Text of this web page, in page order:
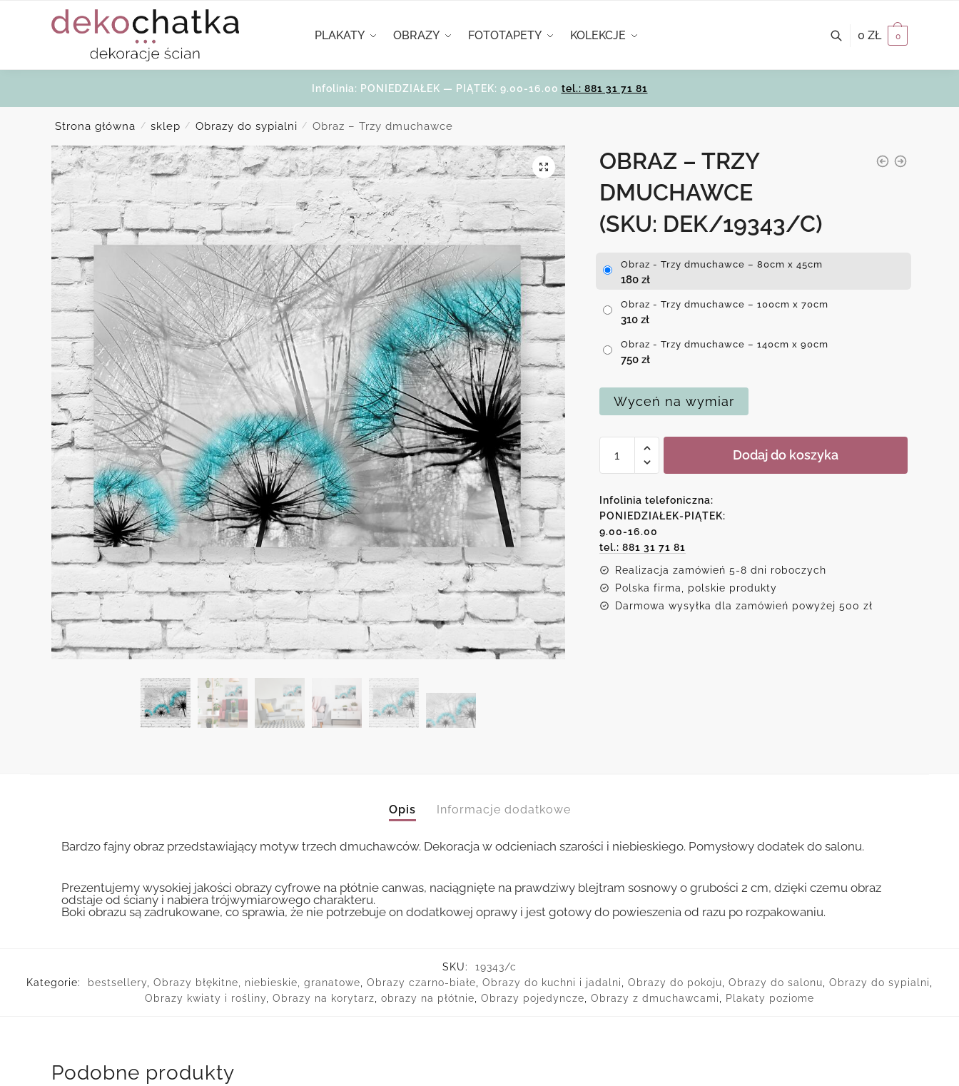
PLAKATY OBRAZY FOTOTAPETY KOLEKCJE 0 ZŁ 0
Infolinia: PONIEDZIAŁEK — PIĄTEK: 9.00-16.00 tel.: 881 31 71 81
Strona główna / sklep / Obrazy do sypialni / Obraz – Trzy dmuchawce
OBRAZ – TRZY
DMUCHAWCE
(SKU: DEK/19343/C)
Obraz - Trzy dmuchawce – 80cm x 45cm
180 zł
Obraz - Trzy dmuchawce – 100cm x 70cm
310 zł
Obraz - Trzy dmuchawce – 140cm x 90cm
750 zł
Wyceń na wymiar
Obraz
Trzy
dmuchawce
Dodaj do koszyka
Infolinia telefoniczna:
PONIEDZIAŁEK-PIĄTEK:
9.00-16.00
tel.: 881 31 71 81
Realizacja zamówień 5-8 dni roboczych
Polska firma, polskie produkty
Darmowa wysyłka dla zamówień powyżej 500 zł
Opis Informacje dodatkowe
Bardzo fajny obraz przedstawiający motyw trzech dmuchawców. Dekoracja w odcieniach szarości i niebieskiego. Pomysłowy dodatek do salonu.
Prezentujemy wysokiej jakości obrazy cyfrowe na płótnie canwas, naciągnięte na prawdziwy blejtram sosnowy o grubości 2 cm, dzięki czemu obraz
odstaje od ściany i nabiera trójwymiarowego charakteru.
Boki obrazu są zadrukowane, co sprawia, że nie potrzebuje on dodatkowej oprawy i jest gotowy do powieszenia od razu po rozpakowaniu.
SKU:
19343/c
Kategorie:
bestsellery, Obrazy błękitne, niebieskie, granatowe, Obrazy czarno-białe, Obrazy do kuchni i jadalni, Obrazy do pokoju, Obrazy do salonu, Obrazy do sypialni,
Obrazy kwiaty i rośliny, Obrazy na korytarz, obrazy na płótnie, Obrazy pojedyncze, Obrazy z dmuchawcami, Plakaty poziome
Podobne produkty